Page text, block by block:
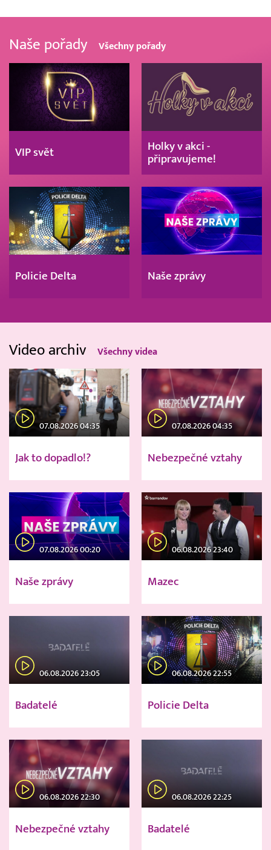
Naše pořady Všechny pořady
VIP svět
Holky v akci -
připravujeme!
Policie Delta Naše zprávy
Video archiv Všechny videa
07.08.2026 04:35
Jak to dopadlo!?
07.08.2026 04:35
Nebezpečné vztahy
07.08.2026 00:20
Naše zprávy
06.08.2026 23:40
Mazec
06.08.2026 23:05
Badatelé
06.08.2026 22:55
Policie Delta
06.08.2026 22:30
Nebezpečné vztahy
06.08.2026 22:25
Badatelé